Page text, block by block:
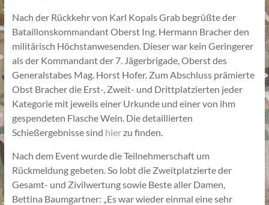
Nach der Rückkehr von Karl Kopals Grab begrüßte der
Bataillonskommandant Oberst Ing. Hermann Bracher den
militärisch Höchstanwesenden. Dieser war kein Geringerer
als der Kommandant der 7. Jägerbrigade, Oberst des
Generalstabes Mag. Horst Hofer. Zum Abschluss prämierte
Obst Bracher die Erst-, Zweit- und Drittplatzierten jeder
Kategorie mit jeweils einer Urkunde und einer von ihm
gespendeten Flasche Wein. Die detaillierten
Schießergebnisse sind hierzu finden.
Nach dem Event wurde die Teilnehmerschaft um
Rückmeldung gebeten. So lobt die Zweitplatzierte der
Gesamt- und Zivilwertung sowie Beste aller Damen,
Bettina Baumgartner: „Es war wieder einmal eine sehr